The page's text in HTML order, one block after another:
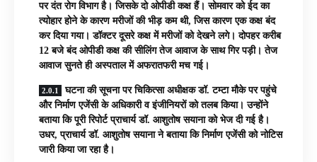
पर दंत रोग विभाग है। जिसके दो ओपीडी कक्ष हैं। सोमवार को ईद का
त्योहार होने के कारण मरीजों की भीड़ कम थी, जिस कारण एक कक्ष बंद
कर दिया गया। डॉक्टर दूसरे कक्ष में मरीजों को देखने लगे। दोपहर करीब
12 बजे बंद ओपीडी कक्ष की सीलिंग तेज आवाज के साथ गिर पड़ी। तेज
आवाज सुनते ही अस्पताल में अफरातफरी मच गई।
घटना की सूचना पर चिकित्सा अधीक्षक डॉ. टम्टा मौके पर पहुंचे
और निर्माण एजेंसी के अधिकारी व इंजीनियरों को तलब किया। उन्होंने
बताया कि पूरी रिपोर्ट प्राचार्य डॉ. आशुतोष सयाना को भेज दी गई है।
उधर, प्राचार्य डॉ. आशुतोष सयाना ने बताया कि निर्माण एजेंसी को नोटिस
जारी किया जा रहा है।